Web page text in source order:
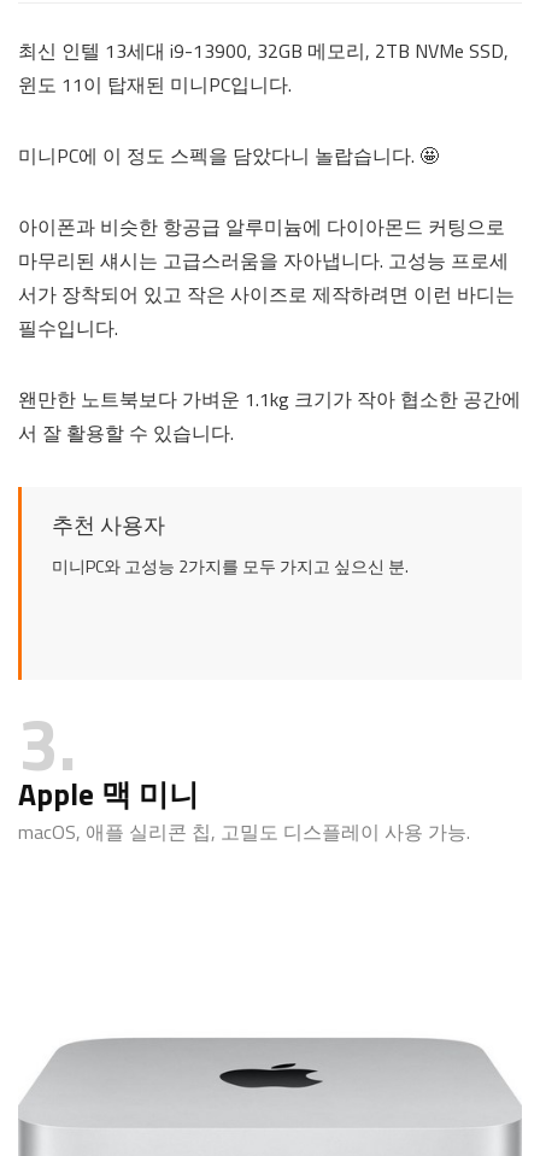
최신 인텔 13세대 i9-13900, 32GB 메모리, 2TB NVMe SSD,
윈도 11이 탑재된 미니PC입니다.
미니PC에 이 정도 스펙을 담았다니 놀랍습니다. 🤩
아이폰과 비슷한 항공급 알루미늄에 다이아몬드 커팅으로
마무리된 섀시는 고급스러움을 자아냅니다. 고성능 프로세
서가 장착되어 있고 작은 사이즈로 제작하려면 이런 바디는
필수입니다.
왠만한 노트북보다 가벼운 1.1kg 크기가 작아 협소한 공간에
서 잘 활용할 수 있습니다.
추천 사용자
미니PC와 고성능 2가지를 모두 가지고 싶으신 분.
3
Apple 맥 미니
macOS, 애플 실리콘 칩, 고밀도 디스플레이 사용 가능.